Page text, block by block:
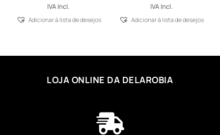
IVA Incl.
Adicionar á lista de desejos
IVA Incl.
Adicionar á lista de desejos
LOJA ONLINE DA DELAROBIA
